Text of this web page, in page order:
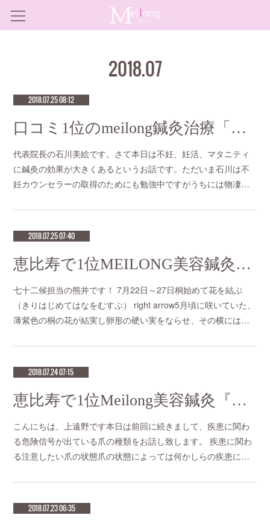
2018.07
2018.07.25 08:12
口コミ1位のmeilong鍼灸治療「不妊と妊活とマタニティ鍼灸」
代表院長の石川美絵です。さて本日は不妊、妊活、マタニティ
に鍼灸の効果が大きくあるというお話です。ただいま石川は不
妊カウンセラーの取得のためにも勉強中ですがうちには物凄…
2018.07.25 07:40
恵比寿で1位MEILONG美容鍼灸「7月22日～27日 桐始めて花を結ぶ」
七十二候担当の熊井です！ 7月22日～27日桐始めて花を結ぶ
（きりはじめてはなをむすぶ） right arrow5月頃に咲いていた、
薄紫色の桐の花が結実し卵形の硬い実をならせ、その横には…
2018.07.24 07:15
恵比寿で1位Meilong美容鍼灸『爪2』
こんにちは、上遠野です本日は前回に続きまして、疾患に関わ
る危険信号が出ている爪の種類をお話し致します。 疾患に関わ
る注意したい爪の状態爪の状態によっては何かしらの疾患に…
2018.07.23 06:35